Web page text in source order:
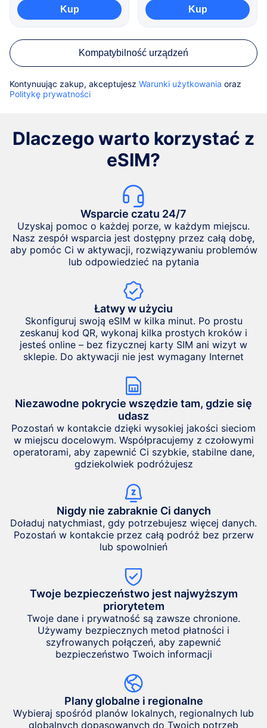
Kup Kup
Kompatybilność urządzeń
Kontynuując zakup, akceptujesz Warunki użytkowania oraz
Politykę prywatności
Dlaczego warto korzystać z
eSIM?
Wsparcie czatu 24/7
Uzyskaj pomoc o każdej porze, w każdym miejscu.
Nasz zespół wsparcia jest dostępny przez całą dobę,
aby pomóc Ci w aktywacji, rozwiązywaniu problemów
lub odpowiedzieć na pytania
Łatwy w użyciu
Skonfiguruj swoją eSIM w kilka minut. Po prostu
zeskanuj kod QR, wykonaj kilka prostych kroków i
jesteś online – bez fizycznej karty SIM ani wizyt w
sklepie. Do aktywacji nie jest wymagany Internet
Niezawodne pokrycie wszędzie tam, gdzie się
udasz
Pozostań w kontakcie dzięki wysokiej jakości sieciom
w miejscu docelowym. Współpracujemy z czołowymi
operatorami, aby zapewnić Ci szybkie, stabilne dane,
gdziekolwiek podróżujesz
Nigdy nie zabraknie Ci danych
Doładuj natychmiast, gdy potrzebujesz więcej danych.
Pozostań w kontakcie przez całą podróż bez przerw
lub spowolnień
Twoje bezpieczeństwo jest najwyższym
priorytetem
Twoje dane i prywatność są zawsze chronione.
Używamy bezpiecznych metod płatności i
szyfrowanych połączeń, aby zapewnić
bezpieczeństwo Twoich informacji
Plany globalne i regionalne
Wybieraj spośród planów lokalnych, regionalnych lub
globalnych dopasowanych do Twoich potrzeb